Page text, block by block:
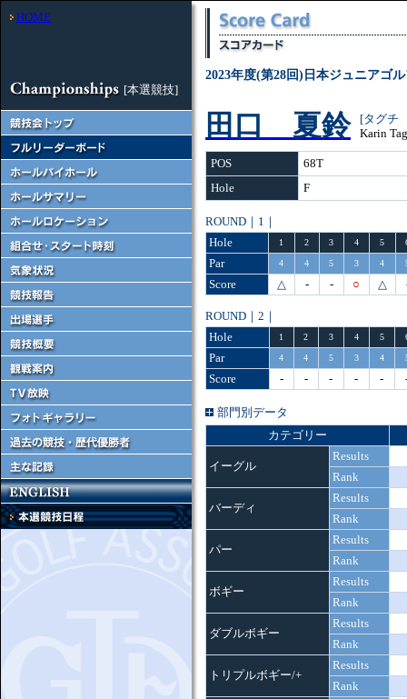
HOME
[本選競技]
2023年度(第28回)日本ジュニアゴ
田口 夏鈴
[タグチ
Karin
POS
68T
Hole
F
ROUND｜1｜
Hole
1 2 3 4 5
Par 4 4 5 3 4
Score △ - - ○ △
ROUND｜2｜
Hole
1 2 3 4 5
Par 4 4 5 3 4
Score - - - - -
部門別データ
カテゴリー
イーグル
Results
Rank
バーディ
Results
Rank
パー
Results
Rank
ボギー
Results
Rank
ダブルボギー
Results
Rank
トリプルボギー/+
Results
Rank